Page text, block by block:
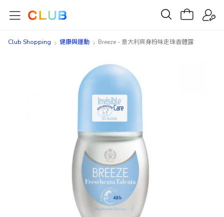
Club Shopping 健康與運動 Breeze - 意大利爽身粉味走珠香體露